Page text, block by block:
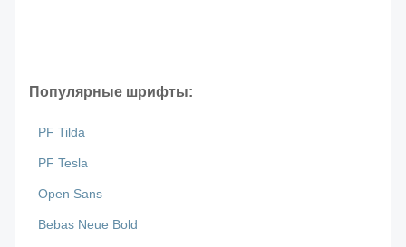
Популярные шрифты:
PF Tilda
PF Tesla
Open Sans
Bebas Neue Bold